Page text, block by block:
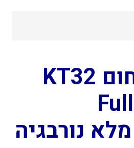
משאבת חום KT32
נורבגיה